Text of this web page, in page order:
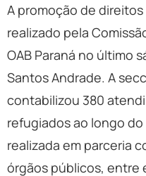
A promoção de
realizado pela
OAB Paraná no último
Santos Andrade. A
contabilizou 380
refugiados ao longo
realizada em parceria
órgãos públicos, entre